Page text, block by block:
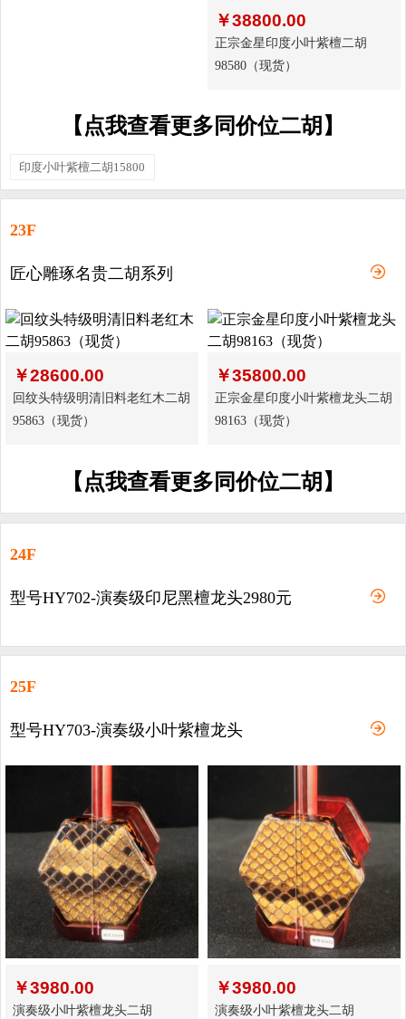
￥38800.00
正宗金星印度小叶紫檀二胡
98580（现货）
【点我查看更多同价位二胡】
印度小叶紫檀二胡15800
23F
匠心雕琢名贵二胡系列
￥28600.00
回纹头特级明清旧料老红木二胡
95863（现货）
￥35800.00
正宗金星印度小叶紫檀龙头二胡
98163（现货）
【点我查看更多同价位二胡】
24F
型号HY702-演奏级印尼黑檀龙头2980元
25F
型号HY703-演奏级小叶紫檀龙头
￥3980.00
演奏级小叶紫檀龙头二胡
￥3980.00
演奏级小叶紫檀龙头二胡